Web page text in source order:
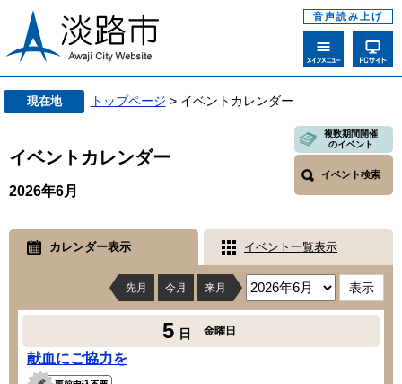
音声読み上げ
現在地 トップページ > イベントカレンダー
イベントカレンダー
複数期間開催
のイベント
イベント検索
2026年6月
カレンダー表示 イベント一覧表示
先月 今月 来月
5 日 金曜日
献血にご協力を